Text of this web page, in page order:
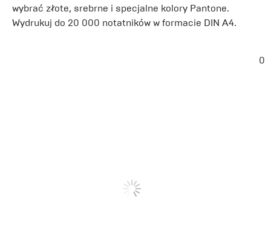
wybrać złote, srebrne i specjalne kolory Pantone.
Wydrukuj do 20 000 notatników w formacie DIN A4.
0